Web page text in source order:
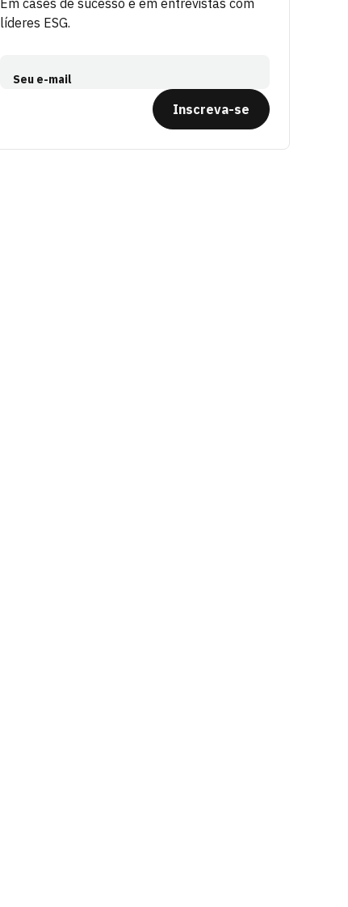
Em cases de sucesso e em entrevistas com
líderes ESG.
Seu e-mail
Inscreva-se